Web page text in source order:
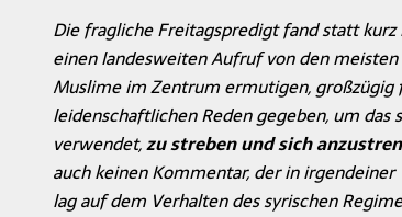
Die fragliche Freitagspredigt fand statt
einen landesweiten Aufruf von den
Muslime im Zentrum ermutigen, großzügig
leidenschaftlichen Reden gegeben, um
verwendet,zu streben und sich
auch keinen Kommentar, der in
lag auf dem Verhalten des syrischen